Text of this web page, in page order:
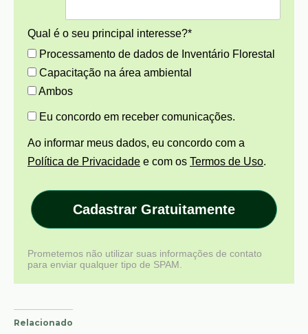
Qual é o seu principal interesse?*
Processamento de dados de Inventário Florestal
Capacitação na área ambiental
Ambos
Eu concordo em receber comunicações.
Ao informar meus dados, eu concordo com a
Política de Privacidade e com os Termos de Uso.
Cadastrar Gratuitamente
Prometemos não utilizar suas informações de contato
para enviar qualquer tipo de SPAM.
Relacionado